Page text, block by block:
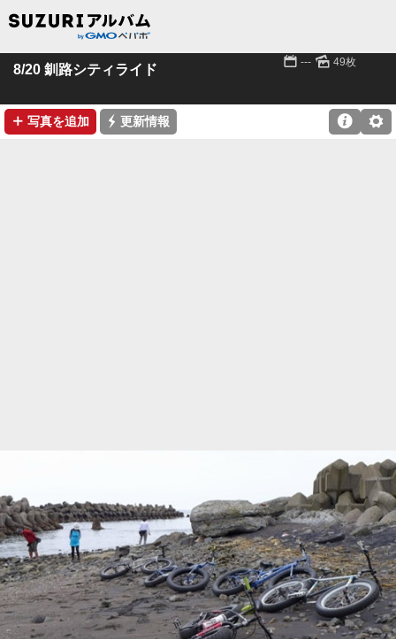
8/20 釧路シティライド 📅 --- 🌄 49枚
➕ 写真を追加 ⚡ 更新情報 ⚙
